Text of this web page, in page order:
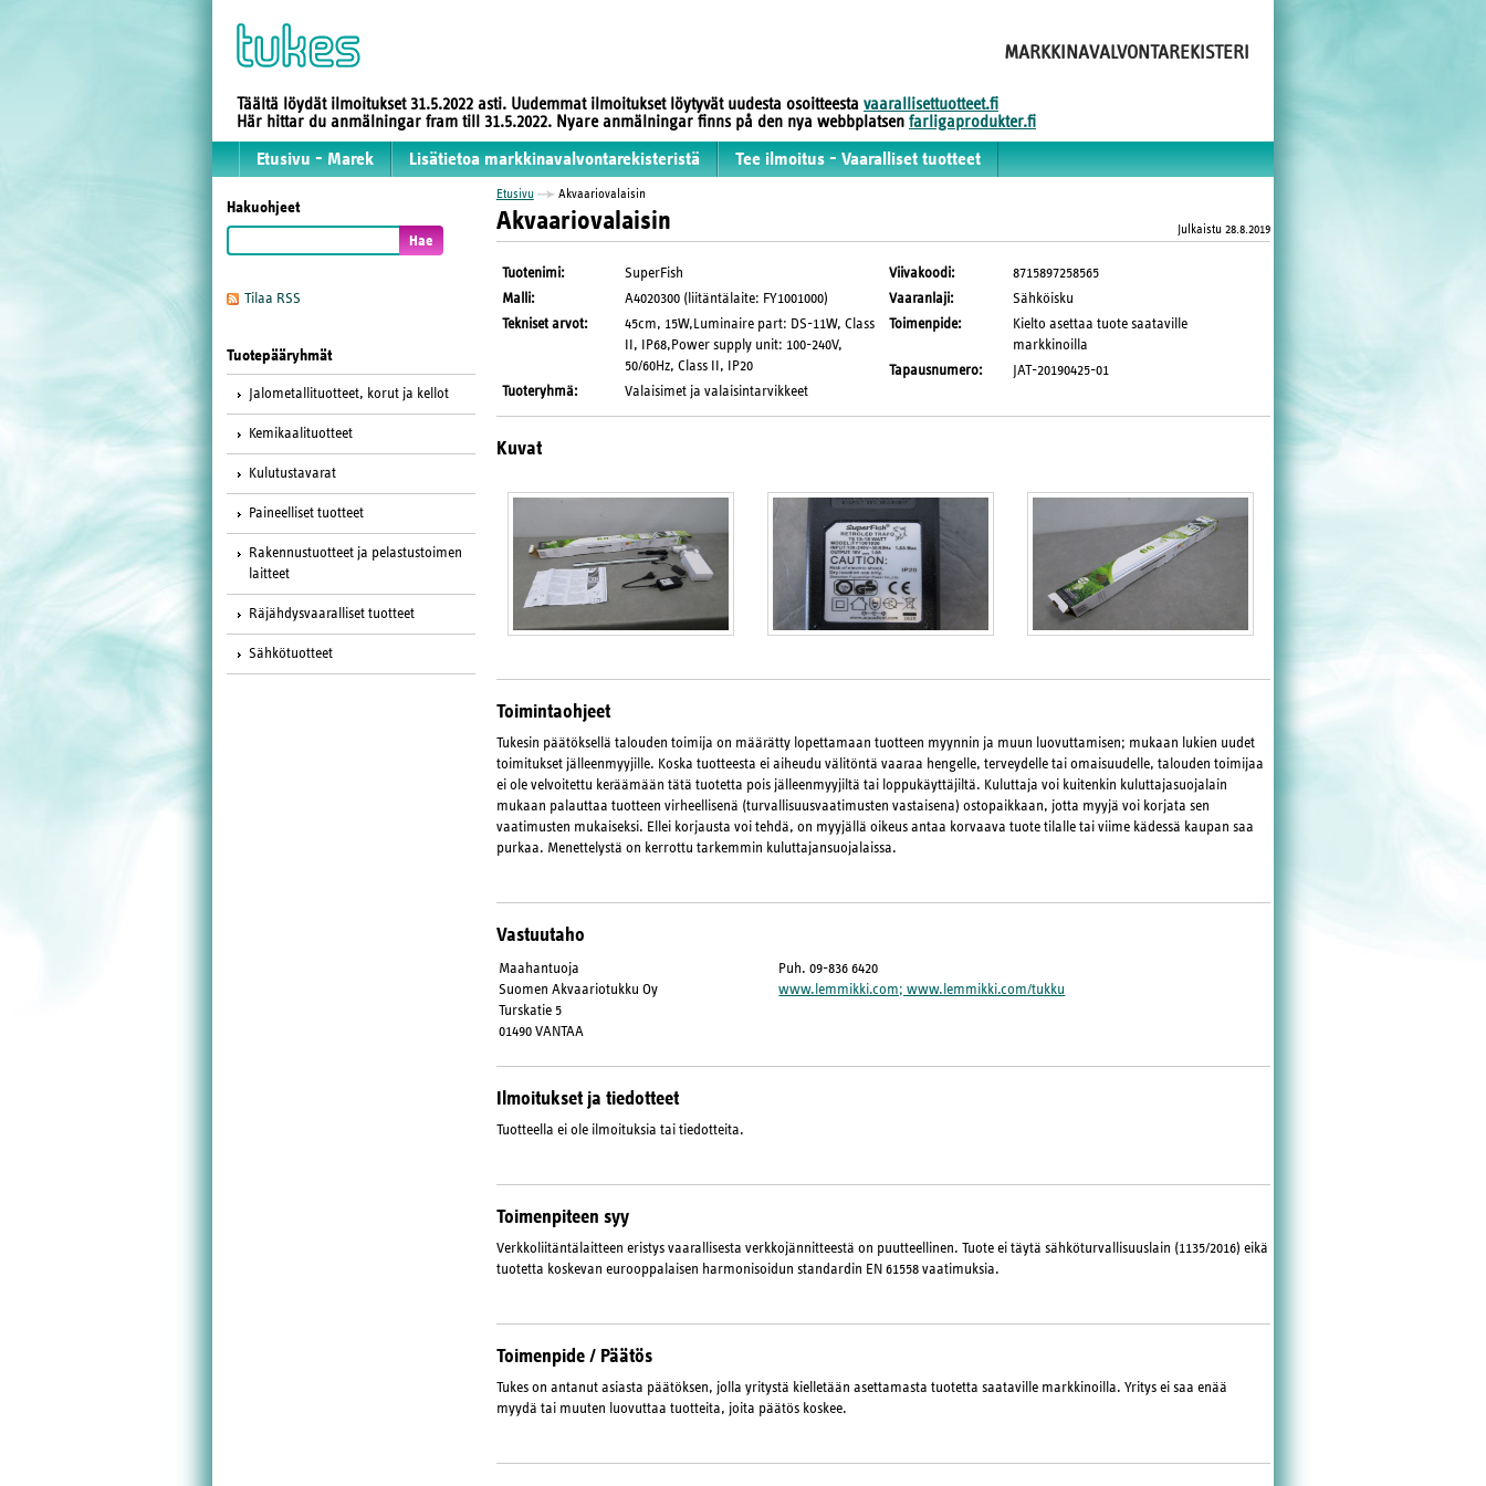
MARKKINAVALVONTAREKISTERI
Täältä löydät ilmoitukset 31.5.2022 asti. Uudemmat ilmoitukset löytyvät uudesta osoitteesta vaarallisettuotteet.fi
Här hittar du anmälningar fram till 31.5.2022. Nyare anmälningar finns på den nya webbplatsen farligaprodukter.fi
Etusivu - Marek Lisätietoa markkinavalvontarekisteristä Tee ilmoitus - Vaaralliset tuotteet
Hakuohjeet
Tilaa RSS
Tuotepääryhmät
Jalometallituotteet, korut ja kellot
Kemikaalituotteet
Kulutustavarat
Paineelliset tuotteet
Rakennustuotteet ja pelastustoimen
laitteet
Räjähdysvaaralliset tuotteet
Sähkötuotteet
Etusivu Akvaariovalaisin
Akvaariovalaisin Julkaistu 28.8.2019
Tuotenimi:
SuperFish
Malli:
A4020300 (liitäntälaite: FY1001000)
Tekniset arvot:
45cm, 15W,Luminaire part: DS-11W, Class
II, IP68,Power supply unit: 100-240V,
50/60Hz, Class II, IP20
Tuoteryhmä: Valaisimet ja valaisintarvikkeet
Viivakoodi:
8715897258565
Vaaranlaji:
Sähköisku
Toimenpide:
Kielto asettaa tuote saataville
markkinoilla
Tapausnumero: JAT-20190425-01
Kuvat
Toimintaohjeet
Tukesin päätöksellä talouden toimija on määrätty lopettamaan tuotteen myynnin ja muun luovuttamisen; mukaan lukien uudet
toimitukset jälleenmyyjille. Koska tuotteesta ei aiheudu välitöntä vaaraa hengelle, terveydelle tai omaisuudelle, talouden toimijaa
ei ole velvoitettu keräämään tätä tuotetta pois jälleenmyyjiltä tai loppukäyttäjiltä. Kuluttaja voi kuitenkin kuluttajasuojalain
mukaan palauttaa tuotteen virheellisenä (turvallisuusvaatimusten vastaisena) ostopaikkaan, jotta myyjä voi korjata sen
vaatimusten mukaiseksi. Ellei korjausta voi tehdä, on myyjällä oikeus antaa korvaava tuote tilalle tai viime kädessä kaupan saa
purkaa. Menettelystä on kerrottu tarkemmin kuluttajansuojalaissa.
Vastuutaho
Maahantuoja
Suomen Akvaariotukku Oy
Turskatie 5
01490 VANTAA
Puh. 09-836 6420
www.lemmikki.com; www.lemmikki.com/tukku
Ilmoitukset ja tiedotteet
Tuotteella ei ole ilmoituksia tai tiedotteita.
Toimenpiteen syy
Verkkoliitäntälaitteen eristys vaarallisesta verkkojännitteestä on puutteellinen. Tuote ei täytä sähköturvallisuuslain (1135/2016) eikä
tuotetta koskevan eurooppalaisen harmonisoidun standardin EN 61558 vaatimuksia.
Toimenpide / Päätös
Tukes on antanut asiasta päätöksen, jolla yritystä kielletään asettamasta tuotetta saataville markkinoilla. Yritys ei saa enää
myydä tai muuten luovuttaa tuotteita, joita päätös koskee.